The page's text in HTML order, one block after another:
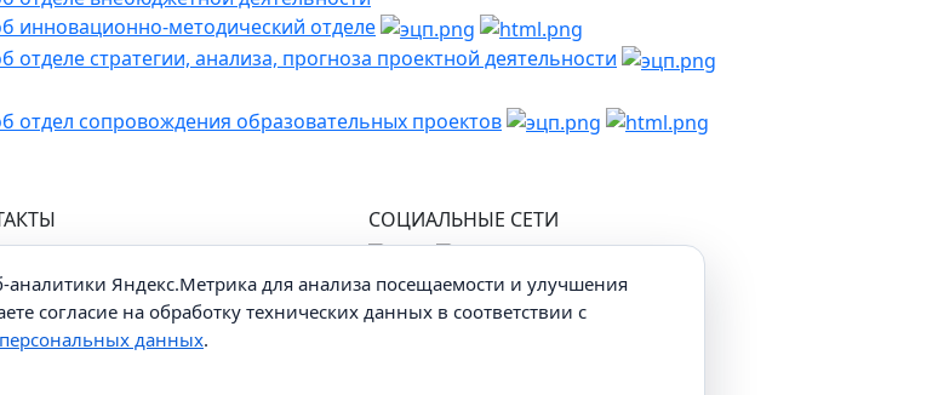
инновационно-методический отделе
отделе стратегии, анализа, прогноза проектной деятельности
отдел сопровождения образовательных проектов
ул. Ухтомского, 25
37-96-26
СОЦИАЛЬНЫЕ СЕТИ
Яндекс.Метрика для анализа посещаемости и улучшения
согласие на обработку технических данных в соответствии с
данных.